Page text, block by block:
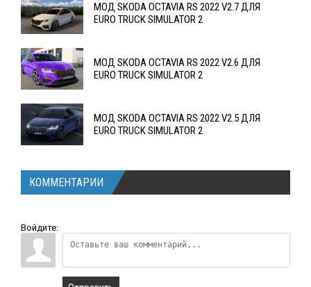
МОД SKODA OCTAVIA RS 2022 V2.7 ДЛЯ
EURO TRUCK SIMULATOR 2
МОД SKODA OCTAVIA RS 2022 V2.6 ДЛЯ
EURO TRUCK SIMULATOR 2
МОД SKODA OCTAVIA RS 2022 V2.5 ДЛЯ
EURO TRUCK SIMULATOR 2
КОММЕНТАРИИ
Войдите: